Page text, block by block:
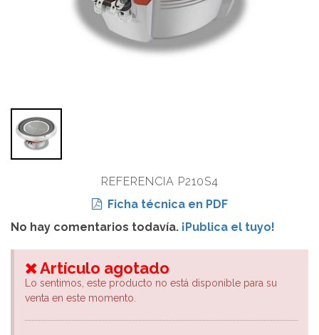
REFERENCIA P210S4
Ficha técnica en PDF
No hay comentarios todavía. ¡Publica el tuyo!
Artículo agotado
Lo sentimos, este producto no está disponible para su
venta en este momento.